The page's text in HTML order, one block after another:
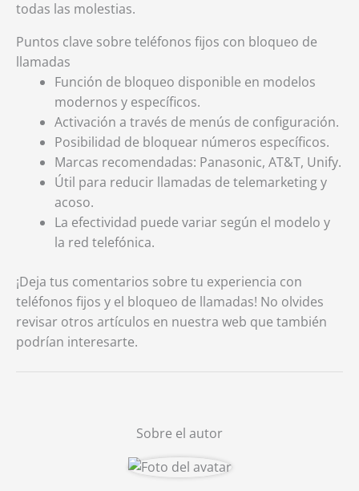
todas las molestias.
Puntos clave sobre teléfonos fijos con bloqueo de
llamadas
Función de bloqueo disponible en modelos
modernos y específicos.
Activación a través de menús de configuración.
Posibilidad de bloquear números específicos.
Marcas recomendadas: Panasonic, AT&T, Unify.
Útil para reducir llamadas de telemarketing y
acoso.
La efectividad puede variar según el modelo y
la red telefónica.
¡Deja tus comentarios sobre tu experiencia con
teléfonos fijos y el bloqueo de llamadas! No olvides
revisar otros artículos en nuestra web que también
podrían interesarte.
Sobre el autor